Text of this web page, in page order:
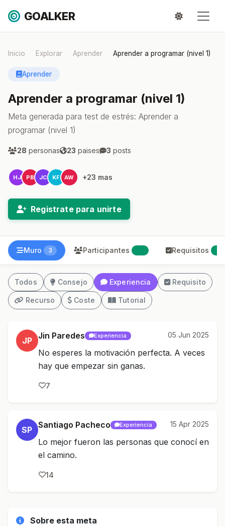
GOALKER
Inicio Explorar Aprender Aprender a programar (nivel 1)
Aprender
Aprender a programar (nivel 1)
Meta generada para test de estrés: Aprender a
programar (nivel 1)
28 personas 23 paises 3 posts
HJ PB JC KF AW +23 mas
Registrate para unirte
Muro 3 Participantes Requisitos
Todos Consejo Experiencia Requisito
Recurso Coste Tutorial
JP Jin Paredes Experiencia 05 Jun 2025
No esperes la motivación perfecta. A veces
hay que empezar sin ganas.
7
SP Santiago Pacheco Experiencia 15 Apr 2025
Lo mejor fueron las personas que conocí en
el camino.
14
Sobre esta meta